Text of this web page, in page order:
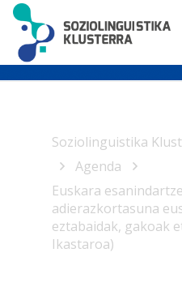
Soziolinguistika
Agenda
Euskara
adierazkortasuna
eztabaidak, gakoak
Ikastaroa)